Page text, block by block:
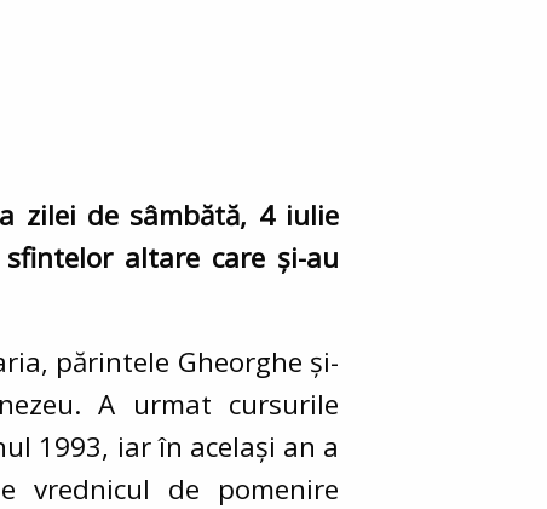
zilei de sâmbătă, 4 iulie
altare care și-au
părintele Gheorghe și-
A urmat cursurile
1993, iar în același an a
de pomenire